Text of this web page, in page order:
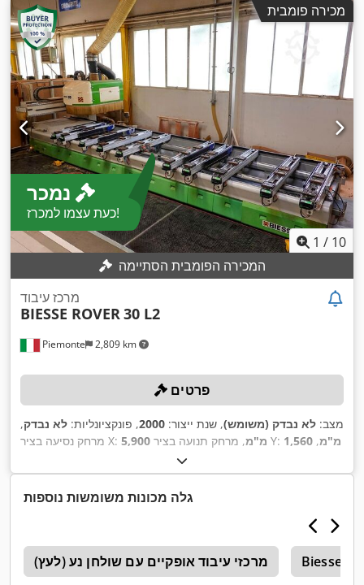
מכירה פומבית
כעת עצמו למכרז!
1 / 10
המכירה הפומבית הסתיימה
Piemonte 2,809 km
מרכז עיבוד
BIESSE ROVER30 L2
פרטים
מצב: לא נבדק (משומש), שנת ייצור: 2000, פונקציונליות: לא נבדק,
מרחק נסיעה בציר X:
5,900 מ"מ , מרחק תנועה בציר Y: 1,560 מ"מ,
מהירות סיבוב (מקסימלית):20,000 סל"ד ,
גלה מכונות משומשות נוספות
מרכזי עיבוד אופקיים עם שולחן נע (לעץ) Biesse